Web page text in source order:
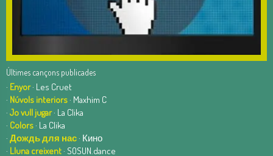
Últimes cançons publicades
· Enyor· Les Cruet
· Núvols interiors· Maxhim C
· Jo vull jugar· La Clika
· Colors· La Clika
· Дождь для нас· Кино
· Lluna creixent· SOSUN.dance